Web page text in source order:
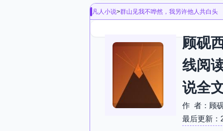
凡人小说>群山见我不哗然，我另许他人共白头
顾砚
线阅
说全
作 者：顾
最后更新：